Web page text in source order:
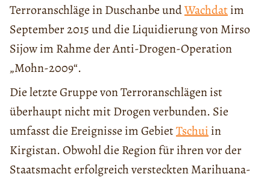
Terroranschläge in Duschanbe undWachdatim
September 2015 und die Liquidierung von Mirso
Sijow im Rahme der Anti-Drogen-Operation
„Mohn-2009“.
Die letzte Gruppe von Terroranschlägen ist
überhaupt nicht mit Drogen verbunden. Sie
umfasst die Ereignisse im GebietTschui in
Kirgistan. Obwohl die Region für ihren vor der
Staatsmacht erfolgreich versteckten Marihuana-